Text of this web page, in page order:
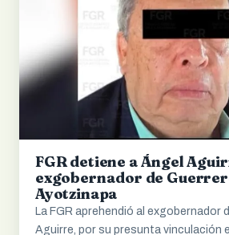
FGR detiene a Ángel
exgobernador de
Ayotzinapa
La FGR aprehendió al exgobernador
Aguirre, por su presunta vinculación